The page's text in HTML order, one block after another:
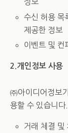
정보
수신 허용 목
제공한 정보
이벤트 및 컨
2.개인정보 사용
㈜아이디어정보
용할 수 있습니다.
거래 체결 및